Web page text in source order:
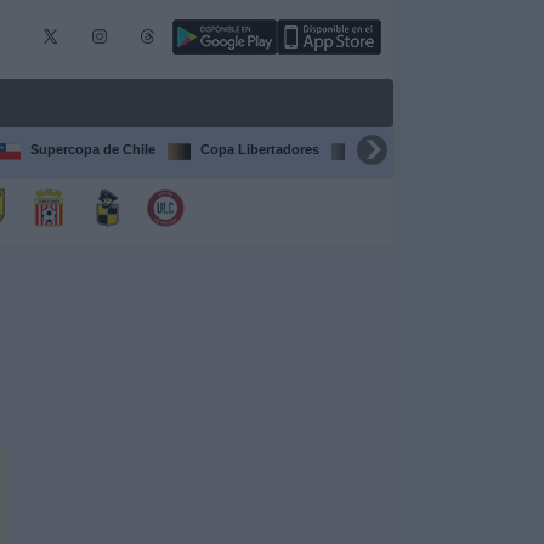
Supercopa de Chile Copa Libertadores Copa Sudamericana